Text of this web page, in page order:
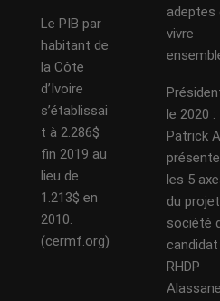
Le PIB par
habitant de
la Côte
d’Ivoire
s’établissai
t à 2.286$
fin 2019 au
lieu de
1.213$ en
2010.
(cermf.org)
adeptes
vivre
le 2020 :
Patrick
présente
les 5
du
société
candidat
RHDP
Alassane